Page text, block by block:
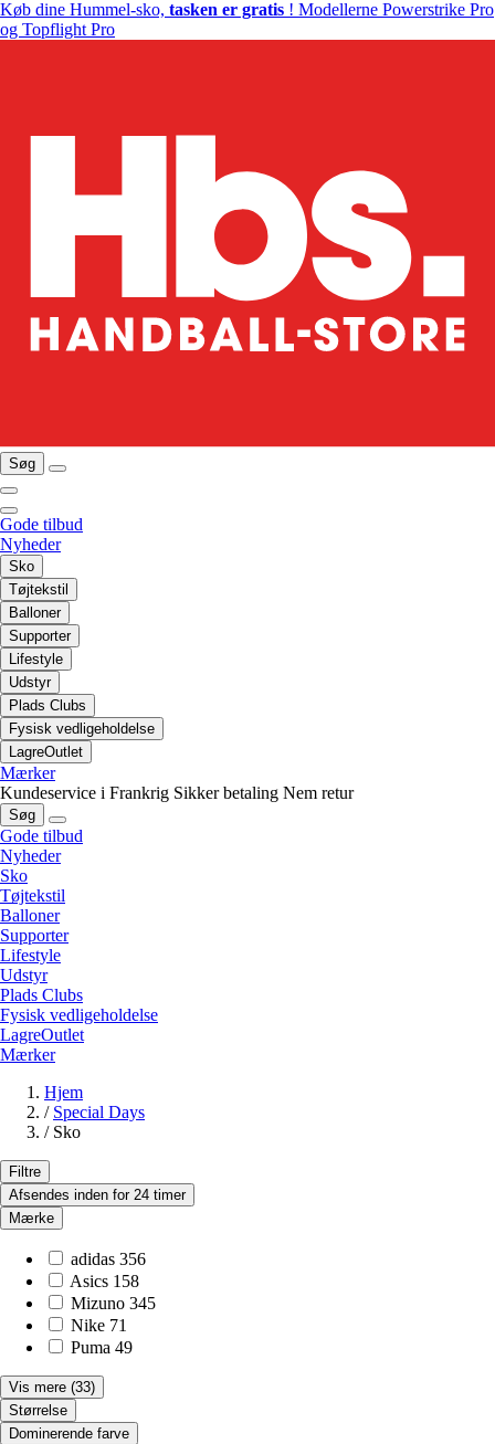
Køb dine Hummel-sko, tasken er gratis ! Modellerne Powerstrike Pro
og Topflight Pro
Søg
Gode tilbud
Nyheder
Sko
Tøjtekstil
Balloner
Supporter
Lifestyle
Udstyr
Plads Clubs
Fysisk vedligeholdelse
LagreOutlet
Mærker
Kundeservice i Frankrig Sikker betaling Nem retur
Søg
Gode tilbud
Nyheder
Sko
Tøjtekstil
Balloner
Supporter
Lifestyle
Udstyr
Plads Clubs
Fysisk vedligeholdelse
LagreOutlet
Mærker
Hjem
/ Special Days
/ Sko
Filtre
Afsendes inden for 24 timer
Mærke
adidas 356
Asics 158
Mizuno 345
Nike 71
Puma 49
Vis mere (33)
Størrelse
Dominerende farve